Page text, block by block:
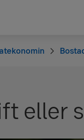
eller